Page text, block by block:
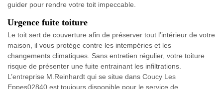
guider pour rendre votre toit impeccable.
Urgence fuite toiture
Le toit sert de couverture afin de préserver tout l’intérieur de votre
maison, il vous protège contre les intempéries et les
changements climatiques. Sans entretien régulier, votre toiture
risque de présenter une fuite entrainant les infiltrations.
L’entreprise M.Reinhardt qui se situe dans Coucy Les
Eppes02840 est toujours disponible pour le service de